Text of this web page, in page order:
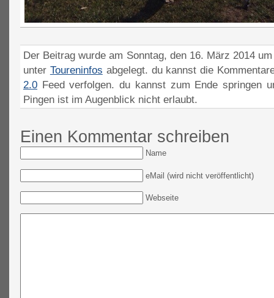
Der Beitrag wurde am Sonntag, den 16. März 2014
unter Toureninfos abgelegt. du kannst die
2.0 Feed verfolgen. du kannst zum Ende springen
Pingen ist im Augenblick nicht erlaubt.
Einen Kommentar schreiben
Name
eMail (wird nicht veröffentlicht)
Webseite